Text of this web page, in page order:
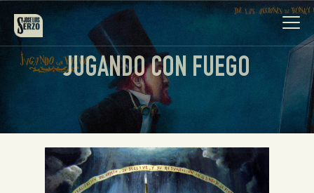
Obra
Biografía
JUGANDO CON FUEGO